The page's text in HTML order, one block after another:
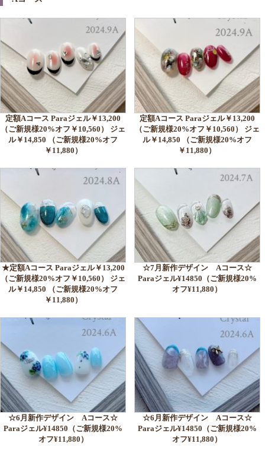
定額Aコース Paraジェル￥13,200
（ご新規様20%オフ￥10,560） ジェ
ル￥14,850 （ご新規様20%オフ
￥11,880）
定額Aコース Paraジェル￥13,200
（ご新規様20%オフ￥10,560） ジェ
ル￥14,850 （ご新規様20%オフ
￥11,880）
★定額Aコース Paraジェル￥13,200
（ご新規様20%オフ￥10,560） ジェ
ル￥14,850 （ご新規様20%オフ
￥11,880）
☆7月新作デザイン Aコース☆
Paraジェル¥14850（ご新規様20%
オフ¥11,880）
☆6月新作デザイン Aコース☆
Paraジェル¥14850（ご新規様20%
オフ¥11,880）
☆6月新作デザイン Aコース☆
Paraジェル¥14850（ご新規様20%
オフ¥11,880）